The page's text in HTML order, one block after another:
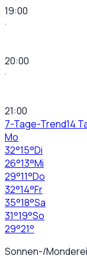
19:00
·
20:00
·
21:00
7-Tage-Trend14
Mo
32°15°Di
26°13°Mi
29°11°Do
32°14°Fr
35°18°Sa
31°19°So
29°21°
Sonnen-/